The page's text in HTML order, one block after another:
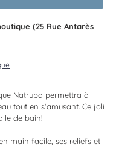
(25 Rue Antarès
Natruba permettra à
tout en s'amusant. Ce joli
de bain!
main facile, ses reliefs et